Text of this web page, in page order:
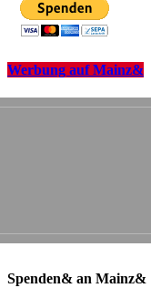
Werbung auf Mainz&
Spenden& an Mainz&